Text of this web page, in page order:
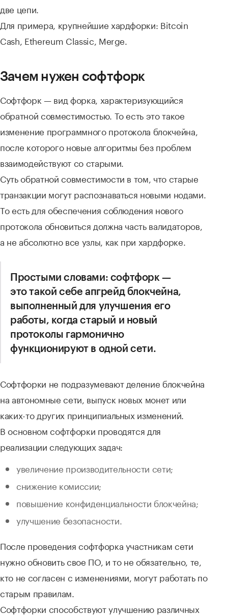
две цепи.
Для примера, крупнейшие хардфорки: Bitcoin
Cash, Ethereum Classic, Merge.
Зачем нужен софтфорк
Софтфорк — вид форка, характеризующийся
обратной совместимостью. То есть это такое
изменение программного протокола блокчейна,
после которого новые алгоритмы без проблем
взаимодействуют со старыми.
Суть обратной совместимости в том, что старые
транзакции могут распознаваться новыми нодами.
То есть для обеспечения соблюдения нового
протокола обновиться должна часть валидаторов,
а не абсолютно все узлы, как при хардфорке.
Простыми словами: софтфорк —
это такой себе апгрейд блокчейна,
выполненный для улучшения его
работы, когда старый и новый
протоколы гармонично
функционируют в одной сети.
Софтфорки не подразумевают деление блокчейна
на автономные сети, выпуск новых монет или
каких-то других принципиальных изменений.
В основном софтфорки проводятся для
реализации следующих задач:
увеличение производительности сети;
снижение комиссии;
повышение конфиденциальности блокчейна;
улучшение безопасности.
После проведения софтфорка участникам сети
нужно обновить свое ПО, и то не обязательно, те,
кто не согласен с изменениями, могут работать по
старым правилам.
Софтфорки способствуют улучшению различных